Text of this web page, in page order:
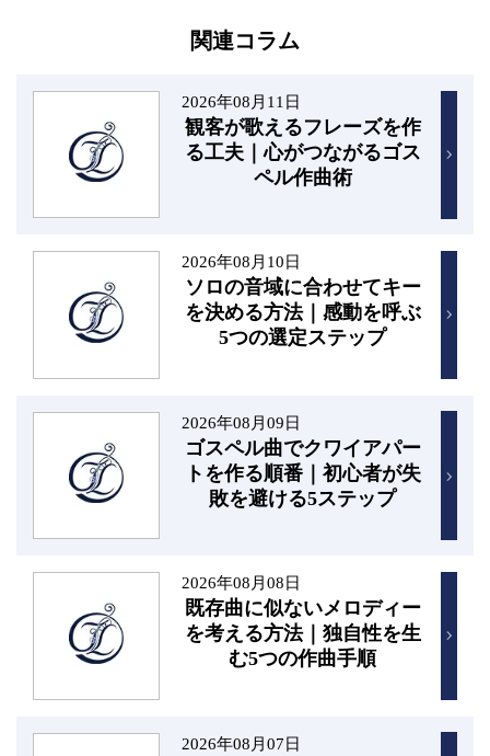
関連コラム
2026年08月11日
観客が歌えるフレーズを作
る工夫｜心がつながるゴス
ペル作曲術
2026年08月10日
ソロの音域に合わせてキー
を決める方法｜感動を呼ぶ
5つの選定ステップ
2026年08月09日
ゴスペル曲でクワイアパー
トを作る順番｜初心者が失
敗を避ける5ステップ
2026年08月08日
既存曲に似ないメロディー
を考える方法｜独自性を生
む5つの作曲手順
2026年08月07日